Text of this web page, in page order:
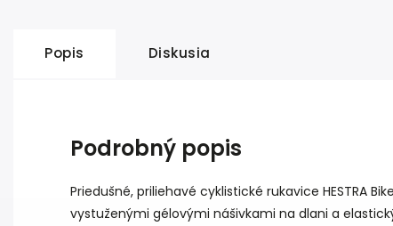
Popis Diskusia
Podrobný popis
Priedušné, priliehavé cyklistické rukavice HESTRA
vystuženými gélovými nášivkami na dlani a